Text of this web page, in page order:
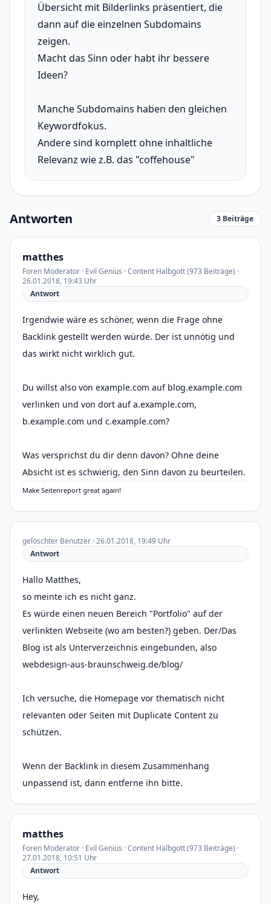
Übersicht mit Bilderlinks präsentiert, die
dann auf die einzelnen Subdomains
zeigen.
Macht das Sinn oder habt ihr bessere
Ideen?
Manche Subdomains haben den gleichen
Keywordfokus.
Andere sind komplett ohne inhaltliche
Relevanz wie z.B. das "coffehouse"
Antworten 3 Beiträge
matthes
Foren Moderator · Evil Genius · Content Halbgott (973 Beiträge) ·
26.01.2018, 19:43 Uhr
Antwort
Irgendwie wäre es schöner, wenn die Frage ohne
Backlink gestellt werden würde. Der ist unnötig und
das wirkt nicht wirklich gut.
Du willst also von example.com auf blog.example.com
verlinken und von dort auf a.example.com,
b.example.com und c.example.com?
Was versprichst du dir denn davon? Ohne deine
Absicht ist es schwierig, den Sinn davon zu beurteilen.
Make Seitenreport great again!
gelöschter Benutzer · 26.01.2018, 19:49 Uhr
Antwort
Hallo Matthes,
so meinte ich es nicht ganz.
Es würde einen neuen Bereich "Portfolio" auf der
verlinkten Webseite (wo am besten?) geben. Der/Das
Blog ist als Unterverzeichnis eingebunden, also
webdesign-aus-braunschweig.de/blog/
Ich versuche, die Homepage vor thematisch nicht
relevanten oder Seiten mit Duplicate Content zu
schützen.
Wenn der Backlink in diesem Zusammenhang
unpassend ist, dann entferne ihn bitte.
matthes
Foren Moderator · Evil Genius · Content Halbgott (973 Beiträge) ·
27.01.2018, 10:51 Uhr
Antwort
Hey,